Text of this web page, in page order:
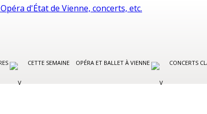
CETTE SEMAINE OPÉRA ET BALLET À VIENNE CONCERTS